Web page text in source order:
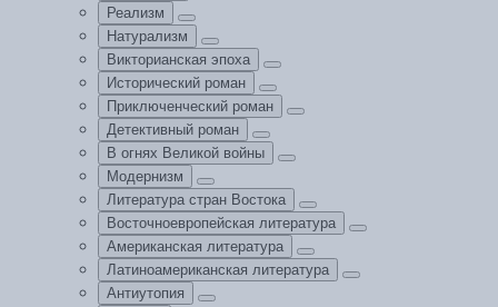
Реализм
Натурализм
Викторианская эпоха
Исторический роман
Приключенческий роман
Детективный роман
В огнях Великой войны
Модернизм
Литература стран Востока
Восточноевропейская литература
Американская литература
Латиноамериканская литература
Антиутопия